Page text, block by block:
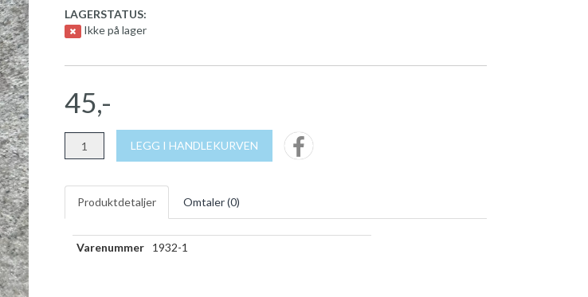
LAGERSTATUS:
Ikke på lager
45,-
LEGG I HANDLEKURVEN
Produktdetaljer Omtaler (0)
Varenummer 1932-1